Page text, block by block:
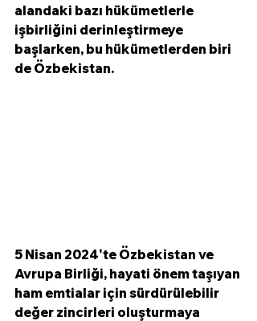
alandaki bazı hükümetlerle
işbirliğini derinleştirmeye
başlarken, bu hükümetlerden biri
de Özbekistan.
5 Nisan 2024'te Özbekistan ve
Avrupa Birliği, hayati önem taşıyan
ham emtialar için sürdürülebilir
değer zincirleri oluşturmaya